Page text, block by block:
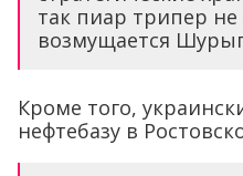
так пиар трипер не
возмущается
Кроме того,
нефтебазу в